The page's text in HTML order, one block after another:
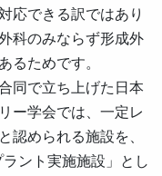
応できる訳ではあり
科のみならず形成外
るためです。
同で立ち上げた日本
ー学会では、一定レ
められる施設を、
ント実施施設」とし